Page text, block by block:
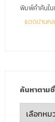
พิมพ์คำค้นใน
แดดปานก
ค้นหาตาม
ค้นหา
ตาม